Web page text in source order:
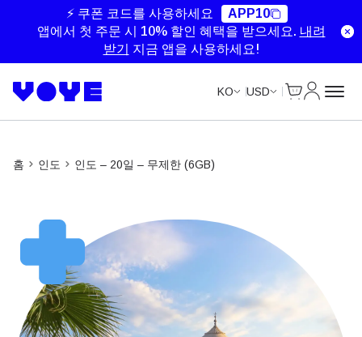
⚡ 쿠폰 코드를 사용하세요
APP10
앱에서 첫 주문 시 10% 할인 혜택을 받으세요. 내려
받기
지금 앱을 사용하세요!
KO USD
홈 인도 인도 – 20일 – 무제한 (6GB)
Unlimited Data
Unlimited Data
Unlimited Data
Unlimited Data